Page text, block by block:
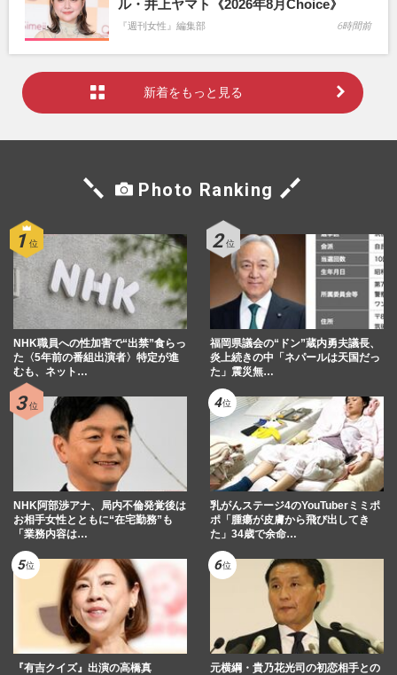
ル・井上ヤマト《2026年8月Choice》
『週刊女性』編集部 6時間前
新着をもっと見る
Photo Ranking
NHK職員への性加害で“出禁”食らっ
た〈5年前の番組出演者〉特定が進
むも、ネット…
福岡県議会の“ドン”蔵内勇夫議長、
炎上続きの中「ネパールは天国だっ
た」震災無…
NHK阿部渉アナ、局内不倫発覚後は
お相手女性とともに“在宅勤務”も
「業務内容は…
乳がんステージ4のYouTuberミミポ
ポ「腫瘍が皮膚から飛び出してき
た」34歳で余命…
『有吉クイズ』出演の高橋真
元横綱・貴乃花光司の初恋相手との